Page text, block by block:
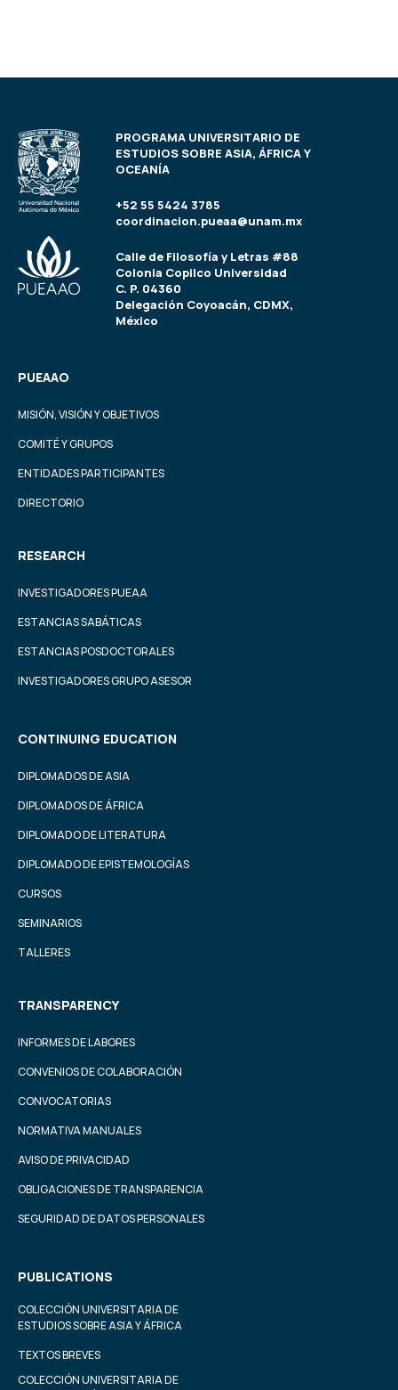
PROGRAMA UNIVERSITARIO DE
ESTUDIOS SOBRE ASIA, ÁFRICA Y
OCEANÍA
+52 55 5424 3785
coordinacion.pueaa@unam.mx
Calle de Filosofía y Letras #88
Colonia Copilco Universidad
C. P. 04360
Delegación Coyoacán, CDMX,
México
PUEAAO
MISIÓN, VISIÓN Y OBJETIVOS
COMITÉ Y GRUPOS
ENTIDADES PARTICIPANTES
DIRECTORIO
RESEARCH
INVESTIGADORES PUEAA
ESTANCIAS SABÁTICAS
ESTANCIAS POSDOCTORALES
INVESTIGADORES GRUPO ASESOR
CONTINUING EDUCATION
DIPLOMADOS DE ASIA
DIPLOMADOS DE ÁFRICA
DIPLOMADO DE LITERATURA
DIPLOMADO DE EPISTEMOLOGÍAS
CURSOS
SEMINARIOS
TALLERES
TRANSPARENCY
INFORMES DE LABORES
CONVENIOS DE COLABORACIÓN
CONVOCATORIAS
NORMATIVA MANUALES
AVISO DE PRIVACIDAD
OBLIGACIONES DE TRANSPARENCIA
SEGURIDAD DE DATOS PERSONALES
PUBLICATIONS
COLECCIÓN UNIVERSITARIA DE
ESTUDIOS SOBRE ASIA Y ÁFRICA
TEXTOS BREVES
COLECCIÓN UNIVERSITARIA DE